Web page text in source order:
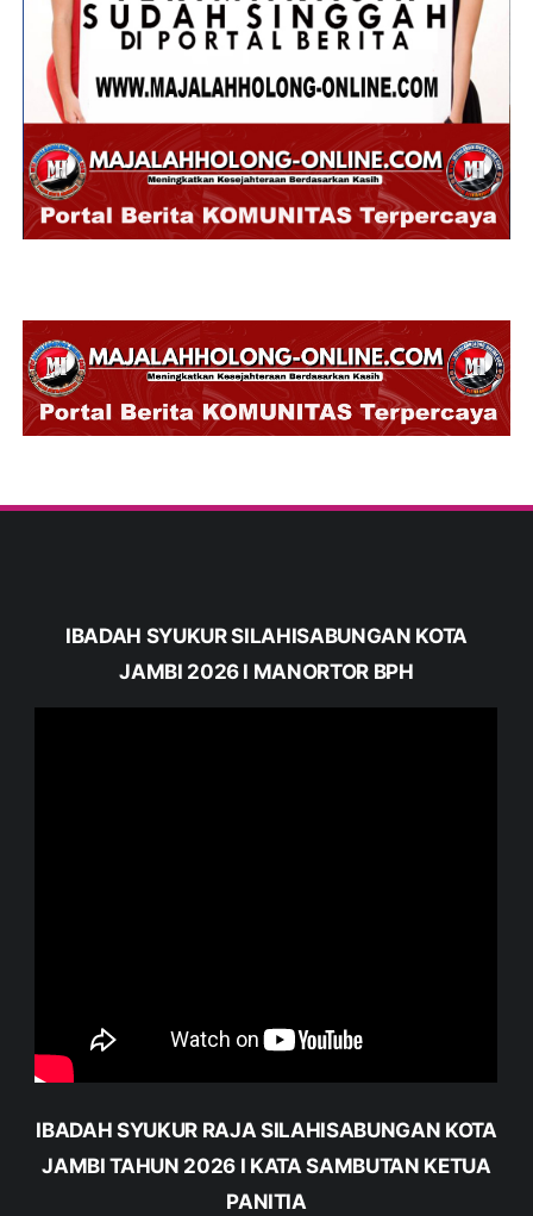
IBADAH SYUKUR SILAHISABUNGAN KOTA
JAMBI 2026 I MANORTOR BPH
IBADAH SYUKUR RAJA SILAHISABUNGAN KOTA
JAMBI TAHUN 2026 I KATA SAMBUTAN KETUA
PANITIA